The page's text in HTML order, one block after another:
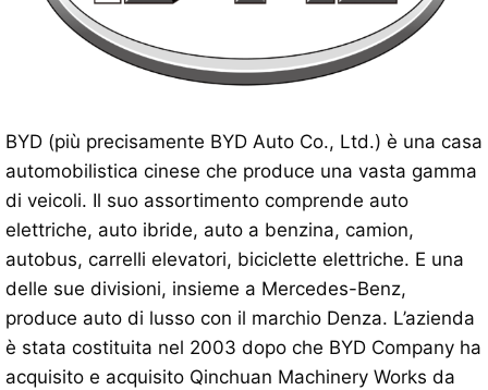
BYD (più precisamente BYD Auto Co., Ltd.) è una casa
automobilistica cinese che produce una vasta gamma
di veicoli. Il suo assortimento comprende auto
elettriche, auto ibride, auto a benzina, camion,
autobus, carrelli elevatori, biciclette elettriche. E una
delle sue divisioni, insieme a Mercedes-Benz,
produce auto di lusso con il marchio Denza. L’azienda
è stata costituita nel 2003 dopo che BYD Company ha
acquisito e acquisito Qinchuan Machinery Works da